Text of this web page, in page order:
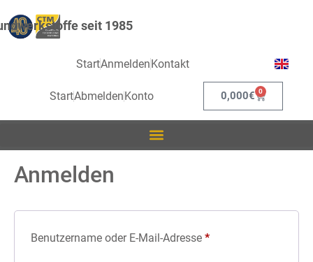
seit 1985
StartAnmeldenKontakt
StartAbmelden Konto 0,000€ 0
Anmelden
Benutzername oder E-Mail-Adresse *